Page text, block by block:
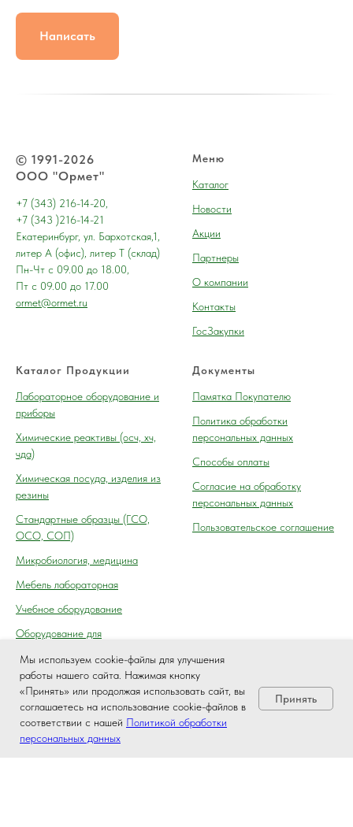
Написать
Мы используем cookie-файлы для улучшения
работы нашего сайта. Нажимая кнопку
«Принять» или продолжая использовать сайт, вы
соглашаетесь на использование cookie-файлов в
соответствии с нашей Политикой обработки
персональных данных
Принять
© 1991-2026
ООО "Ормет"
+7 (343) 216-14-20,
+7 (343 )216-14-21
Екатеринбург, ул. Бархотская,1,
литер А (офис), литер Т (склад)
Пн-Чт с 09.00 до 18.00,
Пт с 09.00 до 17.00
ormet@ormet.ru
Меню
Каталог
Новости
Акции
Партнеры
О компании
Контакты
ГосЗакупки
Каталог Продукции
Лабораторное оборудование и
приборы
Химические реактивы (осч, хч,
чда)
Химическая посуда, изделия из
резины
Cтандартные образцы (ГСО,
ОСО, СОП)
Микробиология, медицина
Мебель лабораторная
Учебное оборудование
Оборудование для
осмотра (контроля) ГАИ
Документы
Памятка Покупателю
Политика обработки
персональных данных
Способы оплаты
Согласие на обработку
персональных данных
Пользовательское соглашение